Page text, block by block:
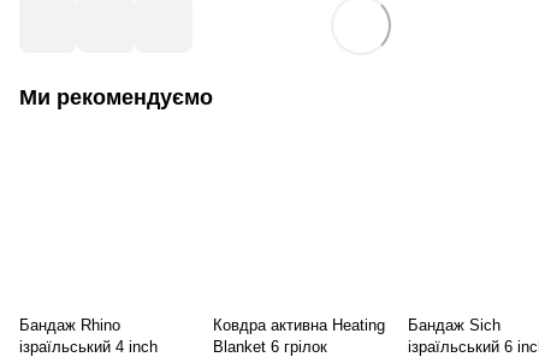
Ми рекомендуємо
Бандаж Rhino
ізраїльський 4 inch
Ковдра активна Heating
Blanket 6 грілок
Бандаж Sich
ізраїльський 6